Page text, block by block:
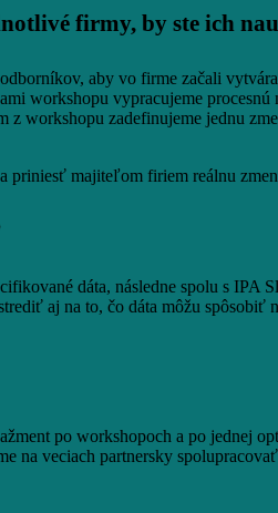
firmy, by ste ich
aby vo firme začali
workshopu vypracujeme
zadefinujeme jednu
majiteľom firiem reálnu
dáta, následne spolu s
aj na to, čo dáta môžu
po workshopoch a po jednej
na veciach partnersky